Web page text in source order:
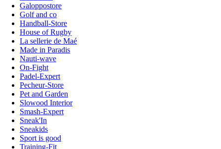
Galoppostore
Golf and co
Handball-Store
House of Rugby
La sellerie de Maé
Made in Paradis
Nauti-wave
On-Fight
Padel-Expert
Pecheur-Store
Pet and Garden
Slowood Interior
Smash-Expert
Sneak'In
Sneakids
Sport is good
Training-Fit